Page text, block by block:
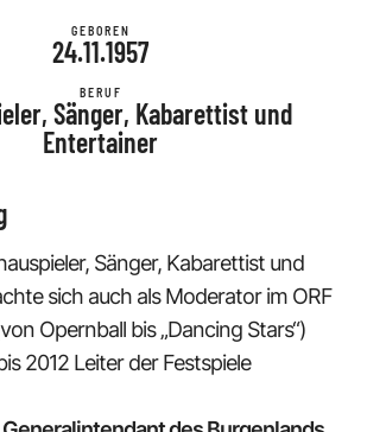
GEBOREN
24.11.1957
BERUF
Sänger, Kabarettist und
Entertainer
Sänger, Kabarettist und
sich auch als Moderator im ORF
Opernball bis „Dancing Stars“)
2012 Leiter der Festspiele